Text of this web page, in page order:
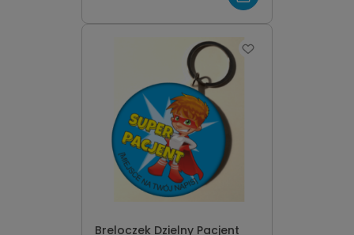
Breloczek Dzielny Pacjent